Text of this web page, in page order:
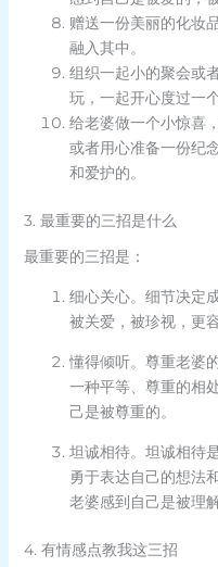
赠送一份美丽的化妆
融入其中。
组织一起小的聚会或
玩，一起开心度过一个
给老婆做一个小惊喜
或者用心准备一份纪
和爱护的。
3. 最重要的三招是什么
最重要的三招是：
细心关心。细节决定
被关爱，被珍视，更
懂得倾听。尊重老婆
一种平等、尊重的相
己是被尊重的。
坦诚相待。坦诚相待
勇于表达自己的想法
老婆感到自己是被理
4. 有情感点教我这三招